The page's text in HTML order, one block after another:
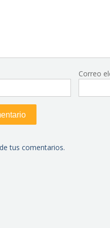
Correo
tus comentarios.